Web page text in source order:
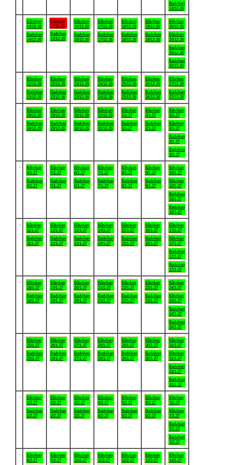
Badviken
13/12-26
Båtviken
14/12-26
Badviken
14/12-26
Båtviken
15/12-26
Badviken
15/12-26
Båtviken
16/12-26
Badviken
16/12-26
Båtviken
17/12-26
Badviken
17/12-26
Båtviken
18/12-26
Badviken
18/12-26
Båtviken
19/12-26
Badviken
19/12-26
Båtviken
20/12-26
Båtviken
20/12-26
Badviken
20/12-26
Badviken
20/12-26
Båtviken
21/12-26
Badviken
21/12-26
Båtviken
22/12-26
Badviken
22/12-26
Båtviken
23/12-26
Badviken
23/12-26
Båtviken
24/12-26
Badviken
24/12-26
Båtviken
25/12-26
Badviken
25/12-26
Båtviken
26/12-26
Badviken
26/12-26
Båtviken
27/12-26
Badviken
27/12-26
Båtviken
28/12-26
Badviken
28/12-26
Båtviken
29/12-26
Badviken
29/12-26
Båtviken
30/12-26
Badviken
30/12-26
Båtviken
31/12-26
Badviken
31/12-26
Båtviken
1/1-27
Badviken
1/1-27
Båtviken
2/1-27
Badviken
2/1-27
Båtviken
3/1-27
Båtviken
3/1-27
Badviken
3/1-27
Badviken
3/1-27
Båtviken
4/1-27
Badviken
4/1-27
Båtviken
5/1-27
Badviken
5/1-27
Båtviken
6/1-27
Badviken
6/1-27
Båtviken
7/1-27
Badviken
7/1-27
Båtviken
8/1-27
Badviken
8/1-27
Båtviken
9/1-27
Badviken
9/1-27
Båtviken
10/1-27
Båtviken
10/1-27
Badviken
10/1-27
Badviken
10/1-27
Båtviken
11/1-27
Badviken
11/1-27
Båtviken
12/1-27
Badviken
12/1-27
Båtviken
13/1-27
Badviken
13/1-27
Båtviken
14/1-27
Badviken
14/1-27
Båtviken
15/1-27
Badviken
15/1-27
Båtviken
16/1-27
Badviken
16/1-27
Båtviken
17/1-27
Båtviken
17/1-27
Badviken
17/1-27
Badviken
17/1-27
Båtviken
18/1-27
Badviken
18/1-27
Båtviken
19/1-27
Badviken
19/1-27
Båtviken
20/1-27
Badviken
20/1-27
Båtviken
21/1-27
Badviken
21/1-27
Båtviken
22/1-27
Badviken
22/1-27
Båtviken
23/1-27
Badviken
23/1-27
Båtviken
24/1-27
Båtviken
24/1-27
Badviken
24/1-27
Badviken
24/1-27
Båtviken
25/1-27
Badviken
25/1-27
Båtviken
26/1-27
Badviken
26/1-27
Båtviken
27/1-27
Badviken
27/1-27
Båtviken
28/1-27
Badviken
28/1-27
Båtviken
29/1-27
Badviken
29/1-27
Båtviken
30/1-27
Badviken
30/1-27
Båtviken
31/1-27
Båtviken
31/1-27
Badviken
31/1-27
Badviken
31/1-27
Båtviken
1/2-27
Badviken
1/2-27
Båtviken
2/2-27
Badviken
2/2-27
Båtviken
3/2-27
Badviken
3/2-27
Båtviken
4/2-27
Badviken
4/2-27
Båtviken
5/2-27
Badviken
5/2-27
Båtviken
6/2-27
Badviken
6/2-27
Båtviken
7/2-27
Båtviken
7/2-27
Badviken
7/2-27
Badviken
7/2-27
Båtviken
8/2-27
Båtviken
9/2-27
Båtviken
10/2-27
Båtviken
11/2-27
Båtviken
12/2-27
Båtviken
13/2-27
Båtviken
14/2-27